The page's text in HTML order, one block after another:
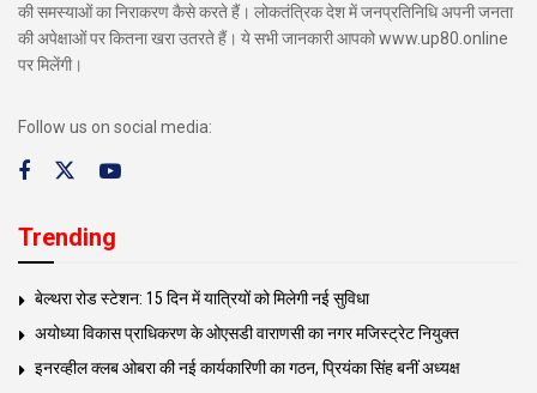
की समस्याओं का निराकरण कैसे करते हैं। लोकतंत्रिक देश में जनप्रतिनिधि अपनी जनता
की अपेक्षाओं पर कितना खरा उतरते हैं। ये सभी जानकारी आपको www.up80.online
पर मिलेंगी।
Follow us on social media:
Trending
बेल्थरा रोड स्टेशन: 15 दिन में यात्रियों को मिलेगी नई सुविधा
अयोध्या विकास प्राधिकरण के ओएसडी वाराणसी का नगर मजिस्ट्रेट नियुक्त
इनरव्हील क्लब ओबरा की नई कार्यकारिणी का गठन, प्रियंका सिंह बनीं अध्यक्ष